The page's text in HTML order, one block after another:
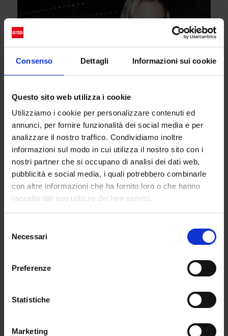
Consenso Dettagli Informazioni sui cookie
Questo sito web utilizza i cookie
Utilizziamo i cookie per personalizzare contenuti ed
annunci, per fornire funzionalità dei social media e per
analizzare il nostro traffico. Condividiamo inoltre
informazioni sul modo in cui utilizza il nostro sito con i
nostri partner che si occupano di analisi dei dati web,
pubblicità e social media, i quali potrebbero combinarle
con altre informazioni che ha fornito loro o che hanno
raccolto dal suo utilizzo dei loro servizi.
delNecessari
Preferenze
Statistiche
Marketing